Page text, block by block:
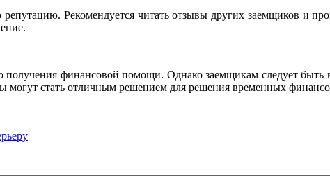
Рекомендуется читать отзывы других заемщиков и
финансовой помощи. Однако заемщикам следует быть
стать отличным решением для решения временных